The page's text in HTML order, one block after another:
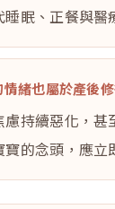
眠、正餐與醫
緒也屬於產後
慮持續惡化，甚
的念頭，應立